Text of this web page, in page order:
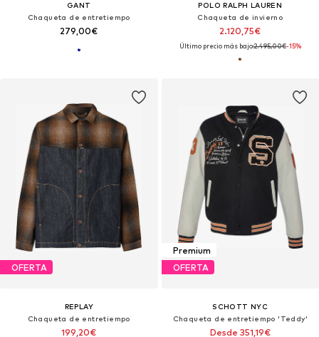
GANT
Chaqueta de entretiempo
279,00€
POLO RALPH LAUREN
Chaqueta de invierno
2.120,75€
Último precio más bajo:2.495,00€-15%
OFERTA
REPLAY
Chaqueta de entretiempo
199,20€
Premium
OFERTA
SCHOTT NYC
Chaqueta de entretiempo 'Teddy'
Desde 351,19€